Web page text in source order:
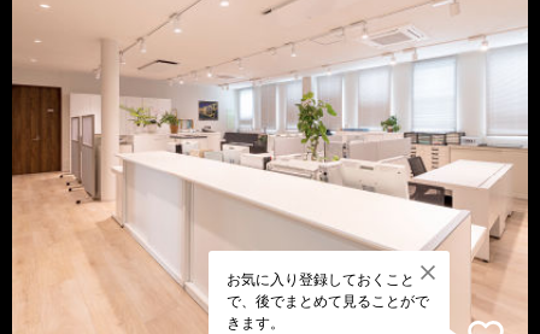
お気に入り登録しておくこと
で、後でまとめて見ることがで
きます。